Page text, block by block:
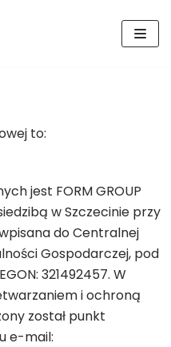
to:
jest FORM GROUP
w Szczecinie przy
do Centralnej
Gospodarczej, pod
321492457. W
i ochroną
został punkt
e-mail: